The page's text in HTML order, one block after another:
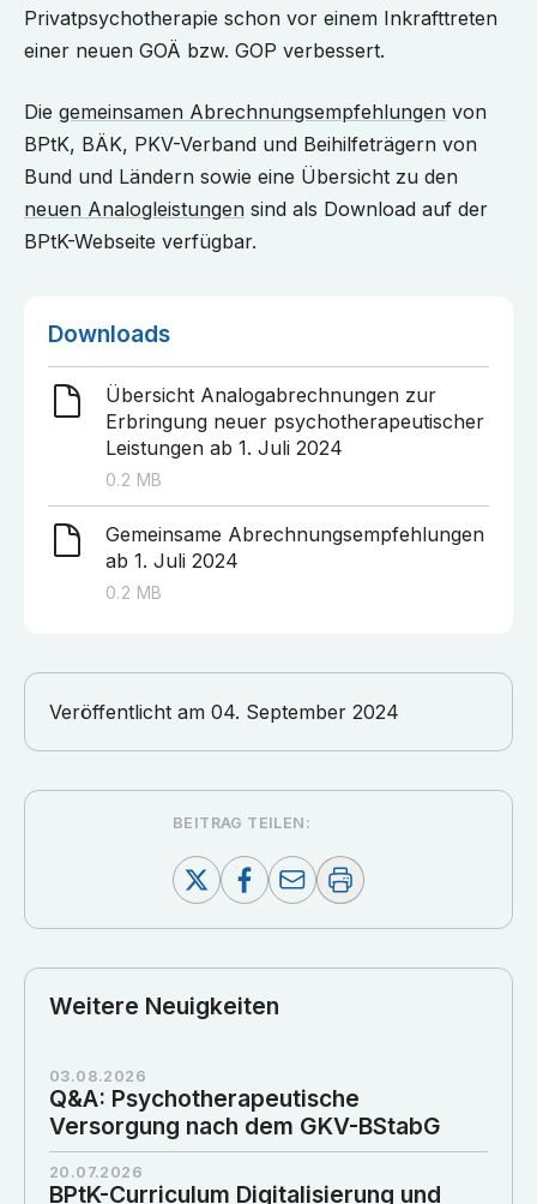
Privatpsychotherapie schon vor einem Inkrafttreten
einer neuen GOÄ bzw. GOP verbessert.
Die gemeinsamen Abrechnungsempfehlungen von
BPtK, BÄK, PKV-Verband und Beihilfeträgern von
Bund und Ländern sowie eine Übersicht zu den
neuen Analogleistungen sind als Download auf der
BPtK-Webseite verfügbar.
Downloads
Übersicht Analogabrechnungen zur
Erbringung neuer psychotherapeutischer
Leistungen ab 1. Juli 2024
0.2 MB
Gemeinsame Abrechnungsempfehlungen
ab 1. Juli 2024
0.2 MB
Veröffentlicht am 04. September 2024
BEITRAG TEILEN:
Weitere Neuigkeiten
03.08.2026
Q&A: Psychotherapeutische
Versorgung nach dem GKV-BStabG
20.07.2026
BPtK-Curriculum Digitalisierung und